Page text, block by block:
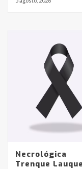
Necrológica
Trenque
en
Los
La